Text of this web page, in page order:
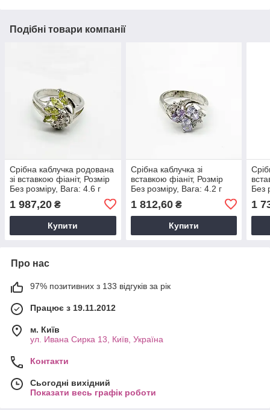
Подібні товари компанії
Срібна каблучка родована
зі вставкою фіаніт, Розмір
Без розміру, Вага: 4.6 г
1 987,20 ₴
Купити
Срібна каблучка зі
вставкою фіаніт, Розмір
Без розміру, Вага: 4.2 г
1 812,60₴
Купити
Без
1
Про нас
97% позитивних з 133 відгуків за рік
Працює з 19.11.2012
м. Київ
ул. Ивана Сирка 13, Київ, Україна
Контакти
Сьогодні вихідний
Показати весь графік роботи